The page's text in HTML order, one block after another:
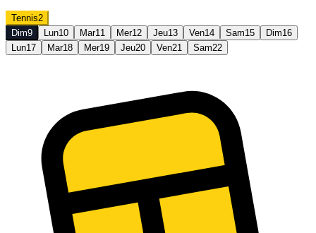
Tennis2
Dim9 Lun10 Mar11 Mer12 Jeu13 Ven14 Sam15 Dim16
Lun17 Mar18 Mer19 Jeu20 Ven21 Sam22